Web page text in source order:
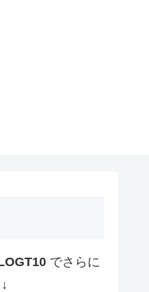
でさらに